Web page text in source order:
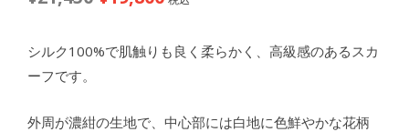
価
¥21,450
の
は
シルク100%で肌触りも良く柔らかく、高級感のあるスカ
ーフです。
外周が濃紺の生地で、中心部には白地に色鮮やかな花柄